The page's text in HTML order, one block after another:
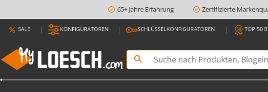
Zur Hauptnavigation springen
65+ Jahre Erfahrung Zertifizierte
SALE KONFIGURATOREN SCHLÜSSELKONFIGURATOREN TOP 50